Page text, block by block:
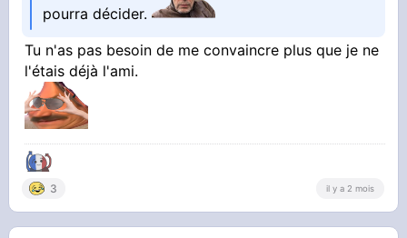
pourra décider.
Tu n'as pas besoin de me convaincre plus que je ne
l'étais déjà l'ami.
3 il y a 2 mois